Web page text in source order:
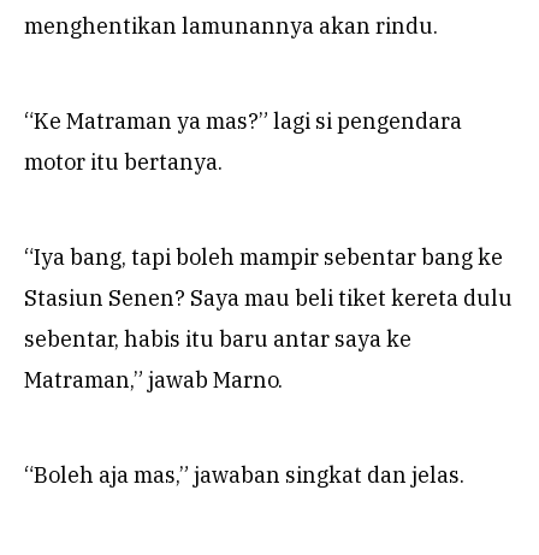
menghentikan lamunannya akan rindu.
“Ke Matraman ya mas?” lagi si pengendara
motor itu bertanya.
“Iya bang, tapi boleh mampir sebentar bang ke
Stasiun Senen? Saya mau beli tiket kereta dulu
sebentar, habis itu baru antar saya ke
Matraman,” jawab Marno.
“Boleh aja mas,” jawaban singkat dan jelas.